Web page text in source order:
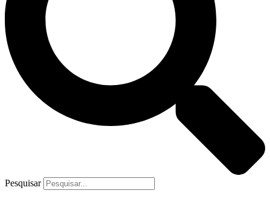
Pesquisar